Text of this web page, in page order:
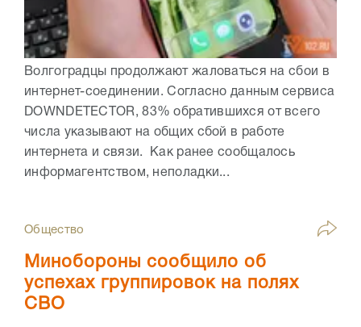
Волгоградцы продолжают жаловаться на сбои в
интернет-соединении. Согласно данным сервиса
DOWNDETECTOR, 83% обратившихся от всего
числа указывают на общих сбой в работе
интернета и связи. Как ранее сообщалось
информагентством, неполадки...
Общество
Минобороны сообщило об
успехах группировок на полях
СВО